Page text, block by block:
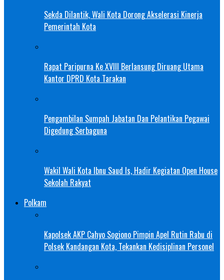
Sekda Dilantik, Wali Kota Dorong Akselerasi Kinerja
Pemerintah Kota
Rapat Paripurna Ke XVIII Berlansung Diruang Utama
Kantor DPRD Kota Tarakan
Pengambilan Sumpah Jabatan Dan Pelantikan Pegawai
Digedung Serbaguna
Wakil Wali Kota Ibnu Saud Is, Hadir Kegiatan Open House
Sekolah Rakyat
Polkam
Kapolsek AKP Cahyo Sogiono Pimpin Apel Rutin Rabu di
Polsek Kandangan Kota, Tekankan Kedisiplinan Personel